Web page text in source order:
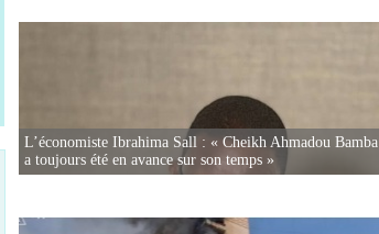
L’économiste Ibrahima Sall : « Cheikh Ahmadou Bamba
a toujours été en avance sur son temps »